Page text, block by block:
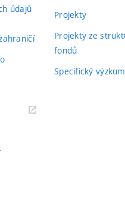
údajů
Projekty
Projekty ze
fondů
Specifický výzkum